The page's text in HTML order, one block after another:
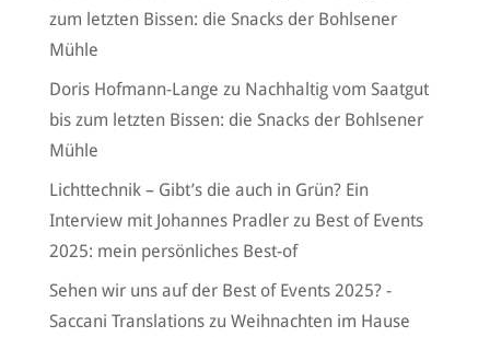
zum letzten Bissen: die Snacks der Bohlsener
Mühle
Doris Hofmann-Lange zu Nachhaltig vom Saatgut
bis zum letzten Bissen: die Snacks der Bohlsener
Mühle
Lichttechnik – Gibt’s die auch in Grün? Ein
Interview mit Johannes Pradlerzu Best of Events
2025: mein persönliches Best-of
Sehen wir uns auf der Best of Events 2025? -
Saccani Translationszu Weihnachten im Hause